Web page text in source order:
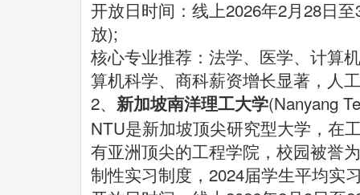
开放日时间：线上2026年2月28日
放);
核心专业推荐：法学、医学、计算
算机科学、商科薪资增长显著，人
2、 新加坡南洋理工大学(Nanyang
NTU是新加坡顶尖研究型大学，在
有亚洲顶尖的工程学院，校园被誉
制性实习制度，2024届学生平均实